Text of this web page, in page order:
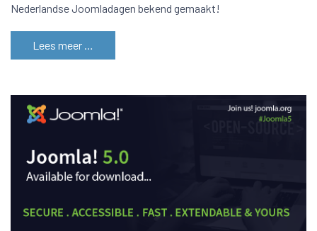
Nederlandse Joomladagen bekend gemaakt!
Lees meer …